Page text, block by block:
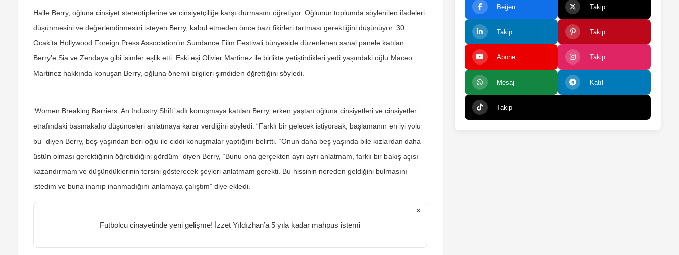
Halle Berry, oğluna cinsiyet stereotiplerine ve cinsiyetçiliğe karşı durmasını öğretiyor. Oğlunun toplumda söylenilen ifadeleri
düşünmesini ve değerlendirmesini isteyen Berry, kabul etmeden önce bazı fikirleri tartması gerektiğini düşünüyor. 30
Ocak’ta Hollywood Foreign Press Association’ın Sundance Film Festivali bünyeside düzenlenen sanal panele katılan
Berry’e Sia ve Zendaya gibi isimler eşlik etti. Eski eşi Olivier Martinez ile birlikte yetiştirdikleri yedi yaşındaki oğlu Maceo
Martinez hakkında konuşan Berry, oğluna önemli bilgileri şimdiden öğrettiğini söyledi.
‘Women Breaking Barriers: An Industry Shift’ adlı konuşmaya katılan Berry, erken yaştan oğluna cinsiyetleri ve cinsiyetler
etrafındaki basmakalıp düşünceleri anlatmaya karar verdiğini söyledi. “Farklı bir gelecek istiyorsak, başlamanın en iyi yolu
bu” diyen Berry, beş yaşından beri oğlu ile ciddi konuşmalar yaptığını belirtti. “Onun daha beş yaşında bile kızlardan daha
üstün olması gerektiğinin öğretildiğini gördüm” diyen Berry, “Bunu ona gerçekten ayrı ayrı anlatmam, farklı bir bakış açısı
kazandırmam ve düşündüklerinin tersini gösterecek şeyleri anlatmam gerekti. Bu hissinin nereden geldiğini bulmasını
istedim ve buna inanıp inanmadığını anlamaya çalıştım” diye ekledi.
Futbolcu cinayetinde yeni gelişme! İzzet Yıldızhan’a 5 yıla kadar mahpus istemi
×
Beğen Takip
Takip Takip
Abone Takip
Mesaj Katıl
Takip